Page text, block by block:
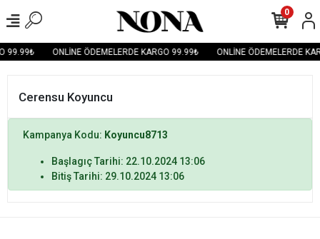
99.99₺ ONLİNE ÖDEMELERDE KARGO 99.99₺ ONLİNE ÖDEMELERDE
0
Cerensu Koyuncu
Kampanya Kodu: Koyuncu8713
Başlagıç Tarihi: 22.10.2024 13:06
Bitiş Tarihi: 29.10.2024 13:06